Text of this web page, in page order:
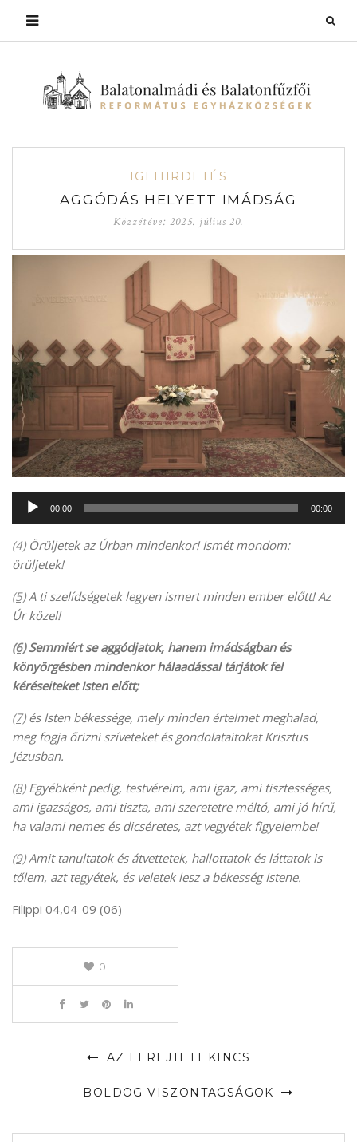
IGEHIRDETÉS
AGGÓDÁS HELYETT IMÁDSÁG
Közzétéve:2025. július 20.
Audió
00:00 00:00
(4)Örüljetek az Úrban mindenkor! Ismét mondom:
örüljetek!
(5)A ti szelídségetek legyen ismert minden ember előtt! Az
Úr közel!
(6)Semmiért se aggódjatok, hanem imádságban és
könyörgésben mindenkor hálaadással tárjátok fel
kéréseiteket Isten előtt;
(7)és Isten békessége, mely minden értelmet meghalad,
meg fogja őrizni szíveteket és gondolataitokat Krisztus
Jézusban.
(8)Egyébként pedig, testvéreim, ami igaz, ami tisztességes,
ami igazságos, ami tiszta, ami szeretetre méltó, ami jó hírű,
ha valami nemes és dicséretes, azt vegyétek figyelembe!
(9)Amit tanultatok és átvettetek, hallottatok és láttatok is
tőlem, azt tegyétek, és veletek lesz a békesség Istene.
Filippi 04,04-09 (06)
0
AZ ELREJTETT KINCS
BOLDOG VISZONTAGSÁGOK